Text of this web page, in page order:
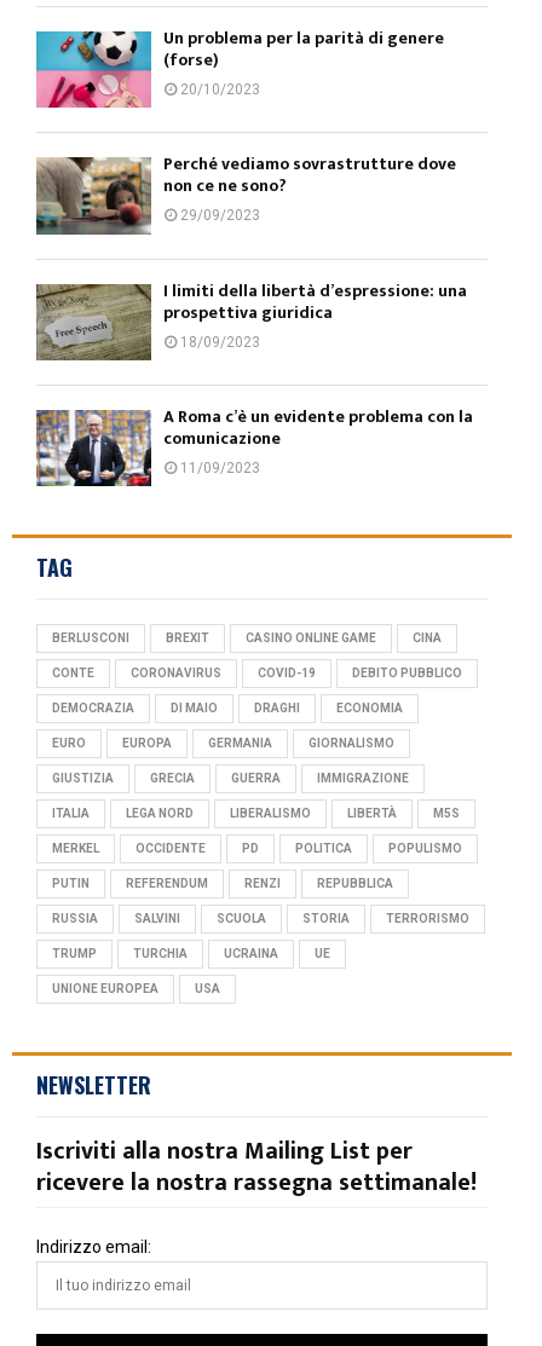
Un problema per la parità di genere
(forse)
20/10/2023
Perché vediamo sovrastrutture dove
non ce ne sono?
29/09/2023
I limiti della libertà d’espressione: una
prospettiva giuridica
18/09/2023
A Roma c’è un evidente problema con la
comunicazione
11/09/2023
TAG
BERLUSCONI BREXIT CASINO ONLINE GAME CINA
CONTE CORONAVIRUS COVID-19 DEBITO PUBBLICO
DEMOCRAZIA DI MAIO DRAGHI ECONOMIA
EURO EUROPA GERMANIA GIORNALISMO
GIUSTIZIA GRECIA GUERRA IMMIGRAZIONE
ITALIA LEGA NORD LIBERALISMO LIBERTÀ M5S
MERKEL OCCIDENTE PD POLITICA POPULISMO
PUTIN REFERENDUM RENZI REPUBBLICA
RUSSIA SALVINI SCUOLA STORIA TERRORISMO
TRUMP TURCHIA UCRAINA UE
UNIONE EUROPEA USA
NEWSLETTER
Iscriviti alla nostra Mailing List per
ricevere la nostra rassegna settimanale!
Indirizzo email: